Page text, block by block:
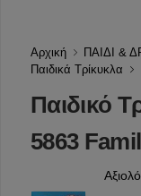
Αρχική ΠΑΙΔΙ &
Παιδικά Τρίκυκλα
Παιδικό
5863